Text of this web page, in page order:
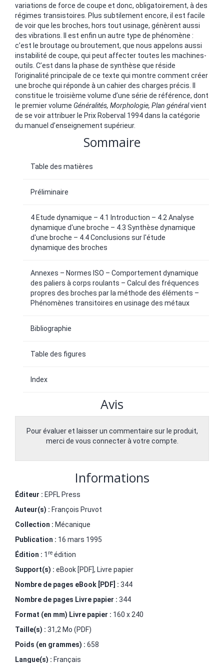
variations de force de coupe et donc, obligatoirement, à des
régimes transistoires. Plus subtilement encore, il est facile
de voir que les broches, hors tout usinage, génèrent aussi
des vibrations. Il est enfin un autre type de phénomène :
c’est le broutage ou broutement, que nous appelons aussi
instabilité de coupe, qui peut affecter toutes les machines-
outils. C’est dans la phase de synthèse que réside
l’originalité principale de ce texte qui montre comment créer
une broche qui réponde à un cahier des charges précis. Il
constitue le troisième volume d’une série de référence, dont
le premier volume Généralités, Morphologie, Plan généralvient
de se voir attribuer le Prix Roberval 1994 dans la catégorie
du manuel d’enseignement supérieur.
Sommaire
Table des matières
Préliminaire
4 Etude dynamique – 4.1 Introduction – 4.2 Analyse
dynamique d'une broche – 4.3 Synthèse dynamique
d'une broche – 4.4 Conclusions sur l'étude
dynamique des broches
Annexes – Normes ISO – Comportement dynamique
des paliers à corps roulants – Calcul des fréquences
propres des broches par la méthode des éléments –
Phénomènes transitoires en usinage des métaux
Bibliographie
Table des figures
Index
Avis
Pour évaluer et laisser un commentaire sur le produit,
merci de vous connecter à votre compte.
Informations
Éditeur : EPFL Press
Auteur(s) : François Pruvot
Collection : Mécanique
Publication : 16 mars 1995
Édition : 1 re édition
Support(s) : eBook [PDF], Livre papier
Nombre de pages eBook [PDF] : 344
Nombre de pages Livre papier : 344
Format (en mm) Livre papier : 160 x 240
Taille(s) : 31,2 Mo (PDF)
Poids (en grammes) : 658
Langue(s) : Français